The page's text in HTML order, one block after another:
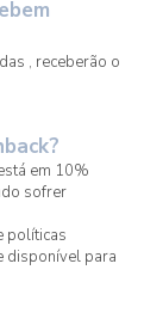
, receberão o
em 10%
sofrer
políticas
disponível para